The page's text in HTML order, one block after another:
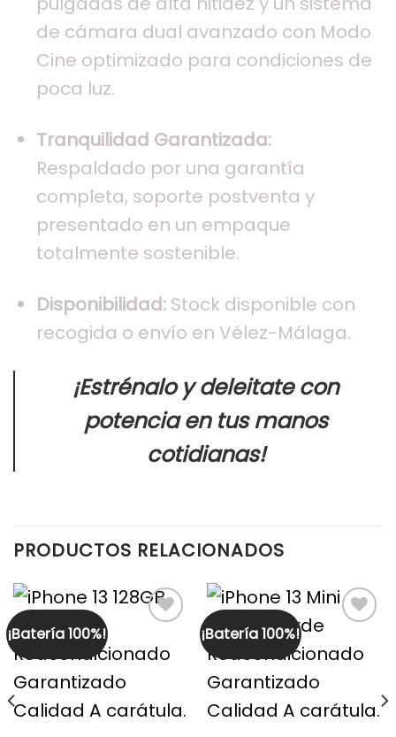
de cámara dual avanzado con Modo
Cine optimizado para condiciones de
poca luz.
Tranquilidad Garantizada:
Respaldado por una garantía
completa, soporte postventa y
presentado en un empaque
totalmente sostenible.
Disponibilidad: Stock disponible con
recogida o envío en Vélez-Málaga.
¡Estrénalo y deleitate con
potencia en tus manos
cotidianas!
PRODUCTOS RELACIONADOS
¡Batería 100%! ¡Batería 100%!